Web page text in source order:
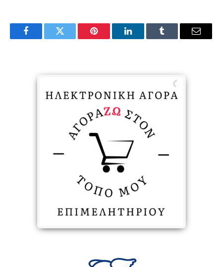
FacebookTwitter Pinterest LinkedInTumblr Email